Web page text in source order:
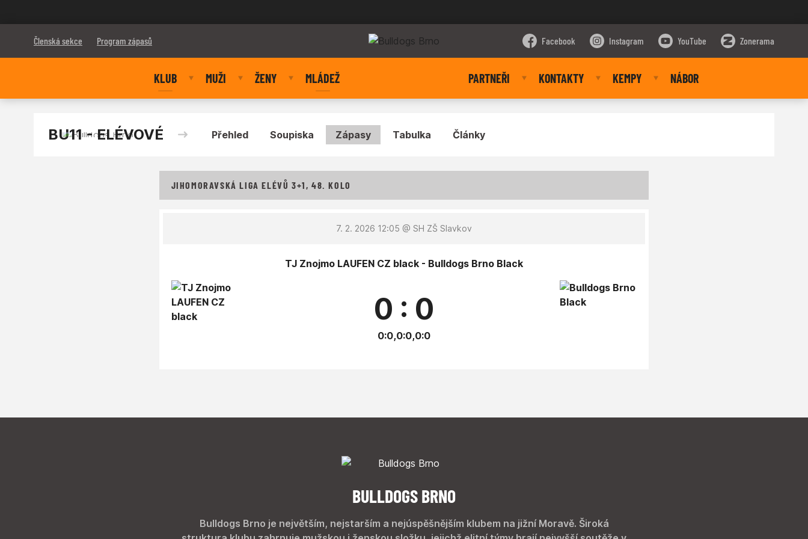
Členská sekce Program zápasů Facebook Instagram YouTube Zonerama
KLUB MUŽI ŽENY MLÁDEŽ PARTNEŘI KONTAKTY KEMPY NÁBOR
BU11 - ELÉVOVÉ Přehled Soupiska Zápasy Tabulka Články
JIHOMORAVSKÁ LIGA ELÉVŮ 3+1, 48. KOLO
7. 2. 2026 12:05 @ SH ZŠ Slavkov
TJ Znojmo LAUFEN CZ black - Bulldogs Brno Black
0 : 0
0:0,0:0,0:0
BULLDOGS BRNO
Bulldogs Brno je největším, nejstarším a nejúspěšnějším klubem na jižní Moravě. Široká